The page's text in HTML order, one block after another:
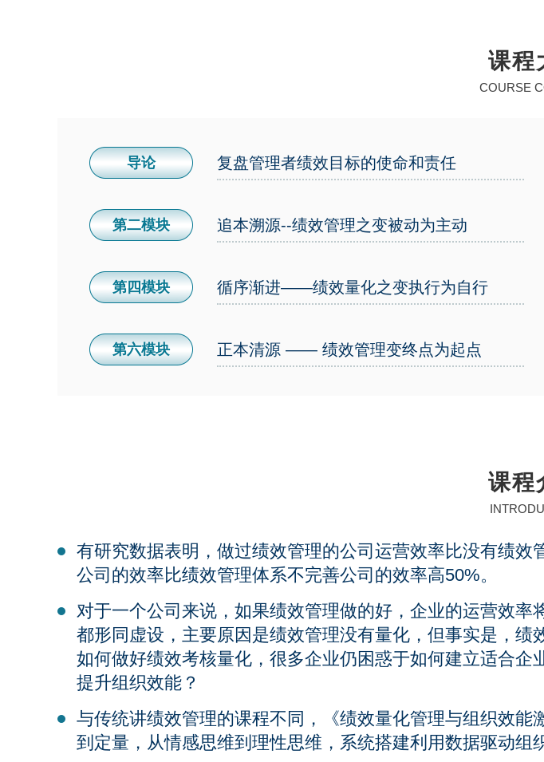
课程
COURSE
导论 复盘管理者绩效目标的使命和责任
第二模块 追本溯源--绩效管理之变被动为主动
第四模块 循序渐进——绩效量化之变执行为自行
第六模块 正本清源 —— 绩效管理变终点为起点
课程
有研究数据表明，做过绩效管理的公司运营效率比没有绩效
公司的效率比绩效管理体系不完善公司的效率高50%。
对于一个公司来说，如果绩效管理做的好，企业的运营效率
都形同虚设，主要原因是绩效管理没有量化，但事实是，
如何做好绩效考核量化，很多企业仍困惑于如何建立适合
提升组织效能？
与传统讲绩效管理的课程不同，《绩效量化管理与组织效能
到定量，从情感思维到理性思维，系统搭建利用数据驱动组